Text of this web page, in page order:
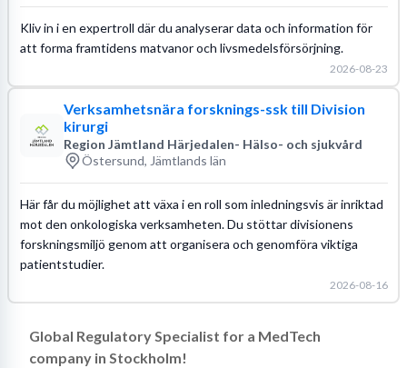
Kliv in i en expertroll där du analyserar data och information för
att forma framtidens matvanor och livsmedelsförsörjning.
2026-08-23
Verksamhetsnära forsknings-ssk till Division
kirurgi
Region Jämtland Härjedalen- Hälso- och sjukvård
Östersund, Jämtlands län
Här får du möjlighet att växa i en roll som inledningsvis är inriktad
mot den onkologiska verksamheten. Du stöttar divisionens
forskningsmiljö genom att organisera och genomföra viktiga
patientstudier.
2026-08-16
Global Regulatory Specialist for a MedTech
company in Stockholm!